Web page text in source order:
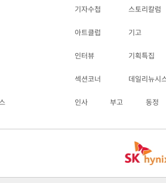
기자수첩 스토리칼럼
아트클럽 기고
인터뷰 기획특집
섹션코너 데일리뉴시
인사 부고 동정